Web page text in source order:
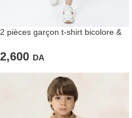
2 pièces garçon t-shirt bicolore &
2,600 DA